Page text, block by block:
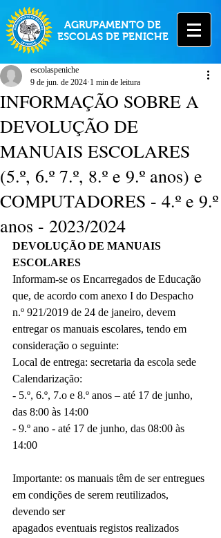
AGRUPAMENTO DE
ESCOLAS DE PENICHE
INFORMAÇÃO SOBRE A
DEVOLUÇÃO DE
MANUAIS ESCOLARES
(5.º, 6.º 7.º, 8.º e 9.º anos) e
COMPUTADORES - 4.º e 9.º
anos - 2023/2024
escolaspeniche
9 de jun. de 2024 1 min de leitura
DEVOLUÇÃO DE MANUAIS
ESCOLARES
Informam-se os Encarregados de Educação
que, de acordo com anexo I do Despacho
n.º 921/2019 de 24 de janeiro, devem
entregar os manuais escolares, tendo em
consideração o seguinte:
Local de entrega: secretaria da escola sede
Calendarização:
- 5.º, 6.º, 7.o e 8.º anos – até 17 de junho,
das 8:00 às 14:00
- 9.º ano - até 17 de junho, das 08:00 às
14:00
Importante: os manuais têm de ser entregues
em condições de serem reutilizados,
devendo ser
apagados eventuais registos realizados